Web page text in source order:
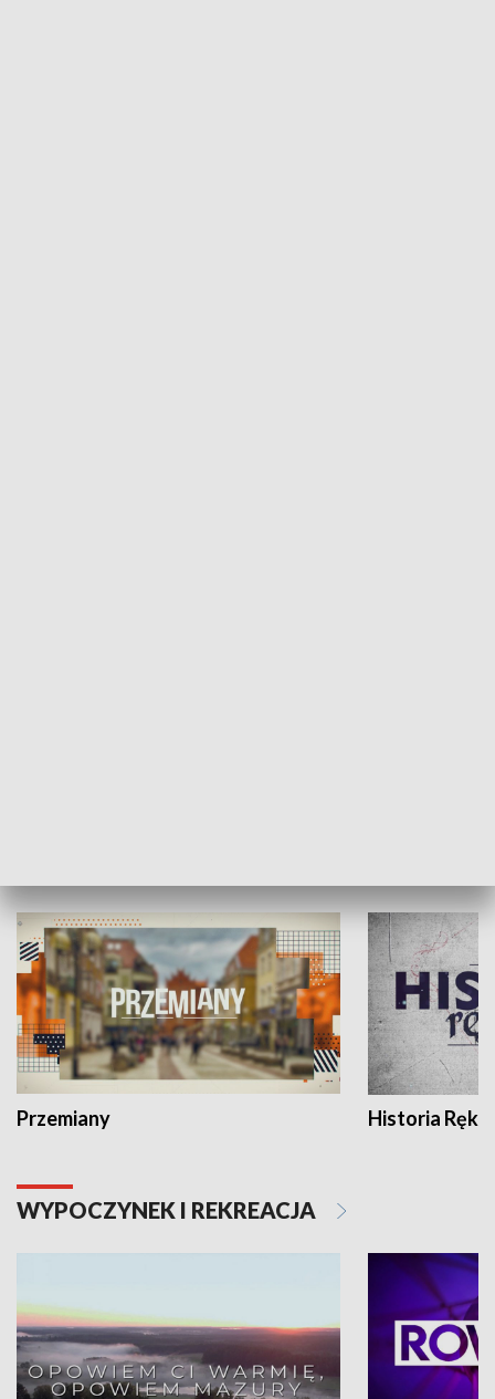
Przemiany Historia Ręką
WYPOCZYNEK I REKREACJA